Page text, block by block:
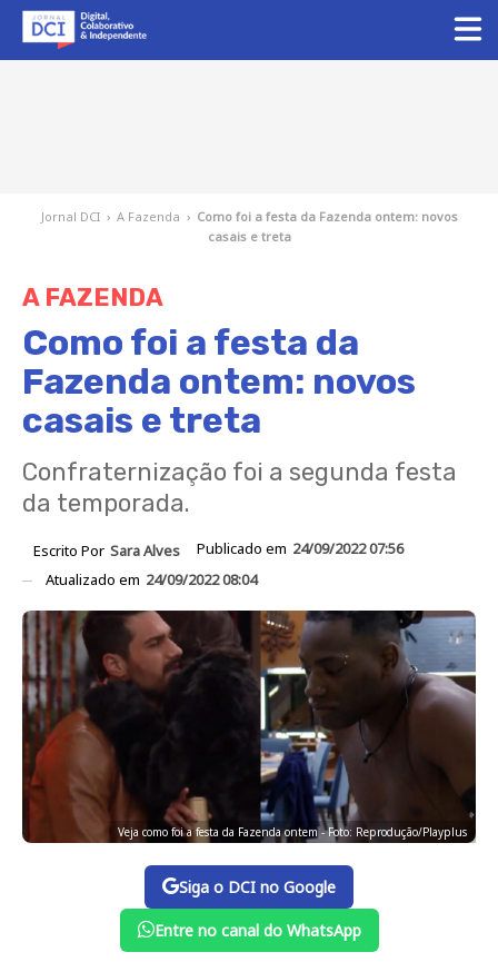
Jornal DCI › A Fazenda › Como foi a festa da Fazenda ontem: novos
casais e treta
A FAZENDA
Como foi a festa da
Fazenda ontem: novos
casais e treta
Confraternização foi a segunda festa
da temporada.
Escrito Por Sara Alves Publicado em 24/09/2022 07:56
Atualizado em 24/09/2022 08:04
Veja como foi a festa da Fazenda ontem - Foto: Reprodução/Playplus
Siga o DCI no Google
Entre no canal do WhatsApp